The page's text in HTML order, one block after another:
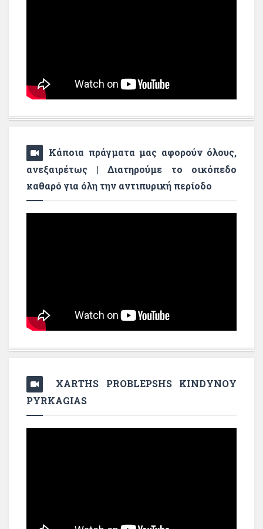
Κάποια πράγματα μας αφορούν όλους,
ανεξαιρέτως | Διατηρούμε το οικόπεδο
καθαρό για όλη την αντιπυρική περίοδο
XARTHS PROBLEPSHS KINDYNOY
PYRKAGIAS